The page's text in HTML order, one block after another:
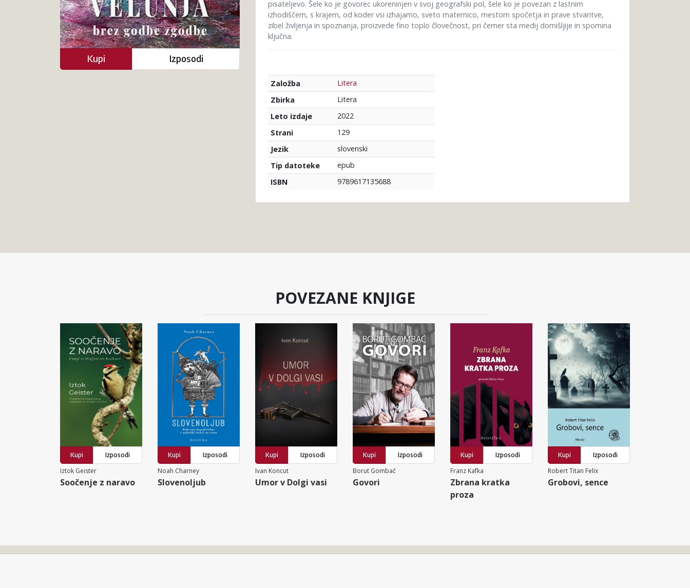
pisateljevo. Šele ko je govorec ukoreninjen v svoj geografski pol, šele ko je povezan z lastnim
izhodiščem, s krajem, od koder vsi izhajamo, sveto maternico, mestom spočetja in prave stvaritve,
zibel življenja in spoznanja, proizvede fino toplo človečnost, pri čemer sta medij domišljije in spomina
ključna.
Založba
Litera
Zbirka
Litera
Leto izdaje
2022
Strani
129
Jezik
slovenski
Tip datoteke
epub
ISBN
9789617135688
Kupi Izposodi
POVEZANE KNJIGE
Kupi
Izposodi
Iztok Geister
Soočenje z naravo
Kupi
Izposodi
Noah Charney
Slovenoljub
Kupi
Izposodi
Ivan Koncut
Umor v Dolgi vasi
Kupi
Izposodi
Borut Gombač
Govori
Kupi
Izposodi
Franz Kafka
Zbrana kratka
proza
Kupi
Izposodi
Robert Titan Felix
Grobovi, sence